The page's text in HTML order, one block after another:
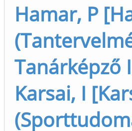
Hamar, P
Tanárképző
Karsai, I